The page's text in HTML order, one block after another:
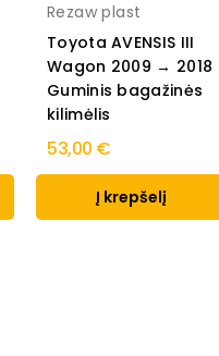
Rezaw plast
Toyota AVENSIS III
Wagon 2009 → 2018
Guminis bagažinės
kilimėlis
53,00 €
Į krepšelį